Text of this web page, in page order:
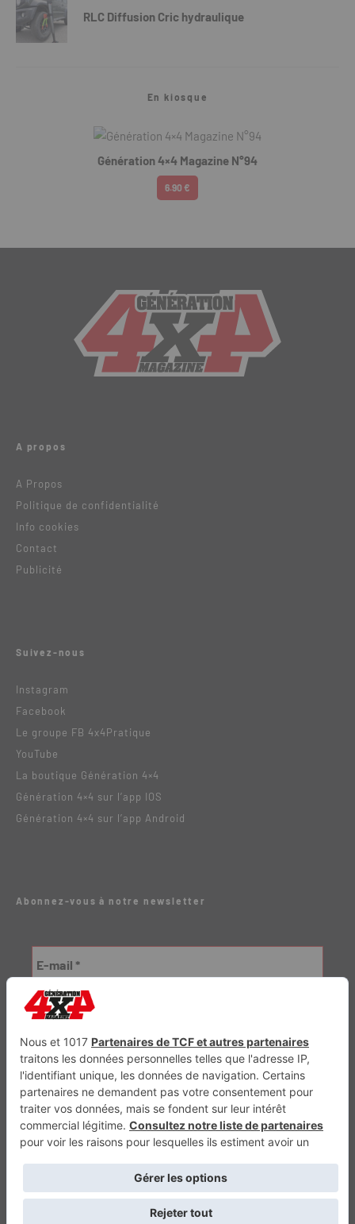
RLC Diffusion Cric hydraulique
En kiosque
Génération 4×4 Magazine N°94
6.90 €
A propos
A Propos
Politique de confidentialité
Info cookies
Contact
Publicité
Suivez-nous
Instagram
Facebook
Le groupe FB 4x4Pratique
YouTube
La boutique Génération 4×4
Génération 4×4 sur l’app IOS
Génération 4×4 sur l’app Android
Abonnez-vous à notre newsletter
Génération Electrique Génération Sans Permis VTTAE.fr FullAttack